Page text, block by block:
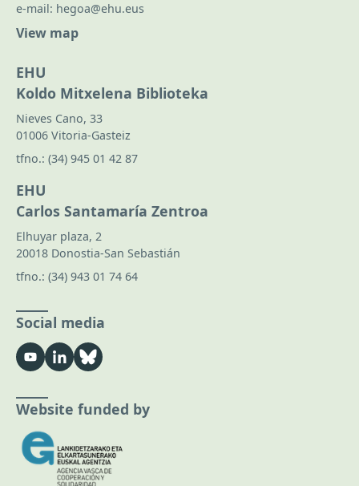
e-mail: hegoa@ehu.eus
View map
EHU
Koldo Mitxelena Biblioteka
Nieves Cano, 33
01006 Vitoria-Gasteiz
tfno.: (34) 945 01 42 87
EHU
Carlos Santamaría Zentroa
Elhuyar plaza, 2
20018 Donostia-San Sebastián
tfno.: (34) 943 01 74 64
Social media
Website funded by